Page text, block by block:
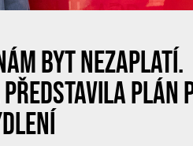
byt nezaplatí.
plán